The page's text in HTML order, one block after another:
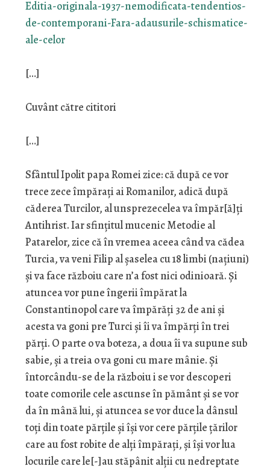
Editia-originala-1937-nemodificata-tendentios-
de-contemporani-Fara-adausurile-schismatice-
ale-celor
[…]
Cuvânt către cititori
[…]
Sfântul Ipolit papa Romei zice: că după ce vor
trece zece împărați ai Romanilor, adică după
căderea Turcilor, al unsprezecelea va împăr[ă]ți
Antihrist. Iar sfințitul mucenic Metodie al
Patarelor, zice că în vremea aceea când va cădea
Turcia, va veni Filip al șaselea cu 18 limbi (națiuni)
și va face războiu care n’a fost nici odinioară. Și
atuncea vor pune îngerii împărat la
Constantinopol care va împărăți 32 de ani și
acesta va goni pre Turci și îi va împărți în trei
părți. O parte o va boteza, a doua îi va supune sub
sabie, și a treia o va goni cu mare mânie. Și
întorcându-se de la războiu i se vor descoperi
toate comorile cele ascunse în pământ și se vor
da în mână lui, și atuncea se vor duce la dânsul
toți din toate părțile și își vor cere părțile țărilor
care au fost robite de alți împărați, și își vor lua
locurile care le[-]au stăpânit alții cu nedreptate